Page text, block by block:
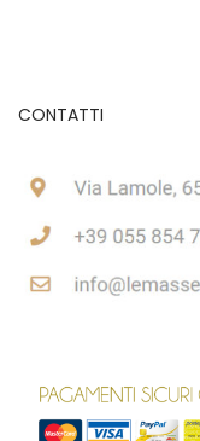
CONTATTI